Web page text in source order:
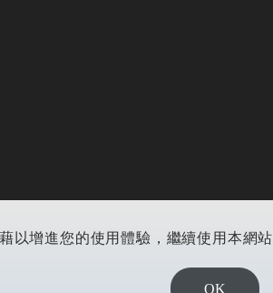
以增進您的使用體驗，繼續使用本網
OK